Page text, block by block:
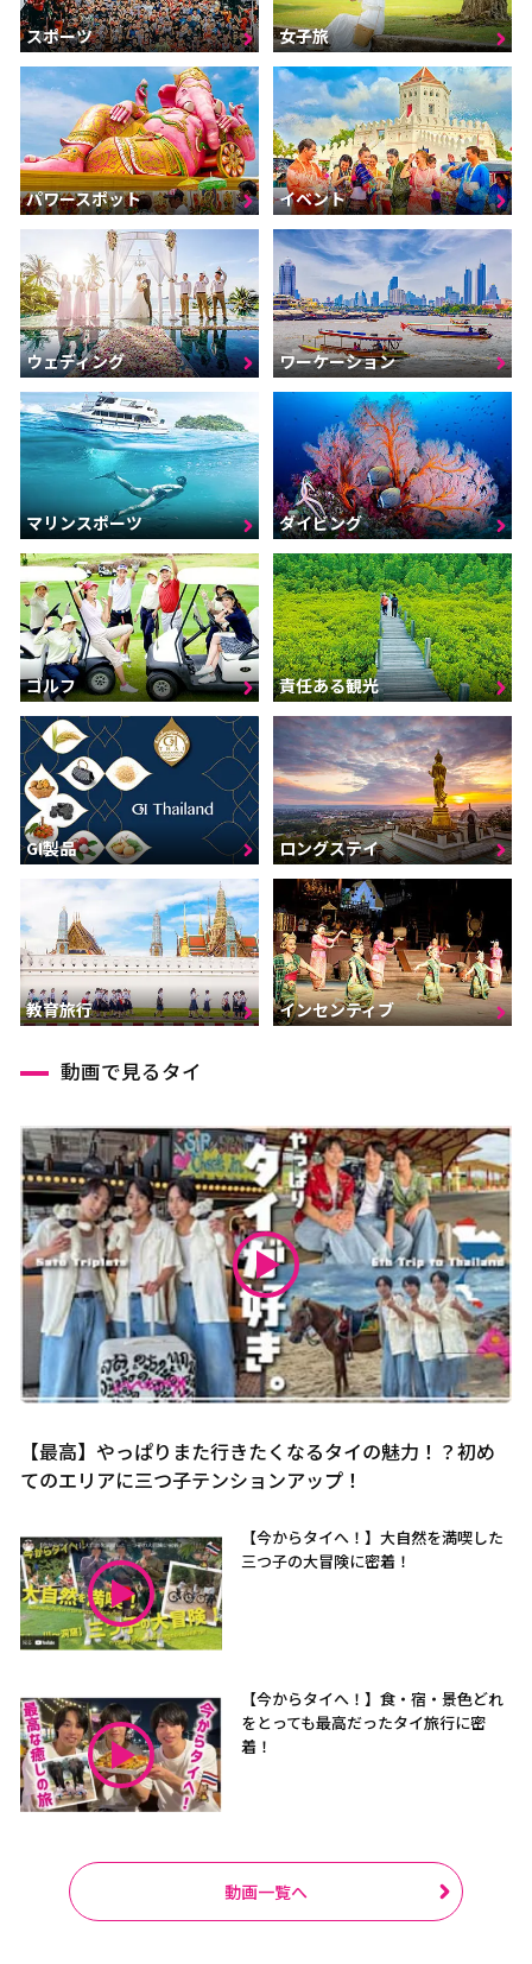
スポーツ 女子旅
パワースポット イベント
ウェディング ワーケーション
マリンスポーツ ダイビング
ゴルフ 責任ある観光
GI製品 ロングステイ
教育旅行 インセンティブ
動画で見るタイ
【最高】やっぱりまた行きたくなるタイの魅力！？初め
てのエリアに三つ子テンションアップ！
【今からタイへ！】大自然を満喫した
三つ子の大冒険に密着！
【今からタイへ！】食・宿・景色どれ
をとっても最高だったタイ旅行に密
着！
動画一覧へ